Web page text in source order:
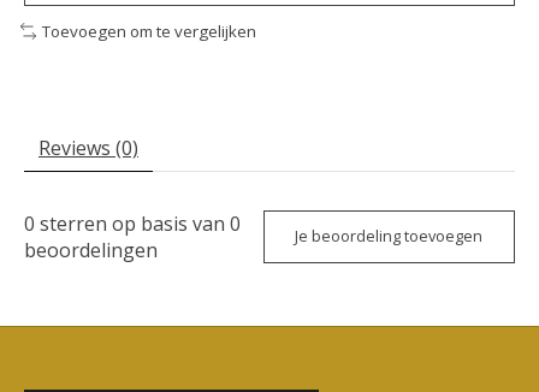
Toevoegen om te vergelijken
Reviews (0)
0 sterren op basis van 0
beoordelingen
Je beoordeling toevoegen